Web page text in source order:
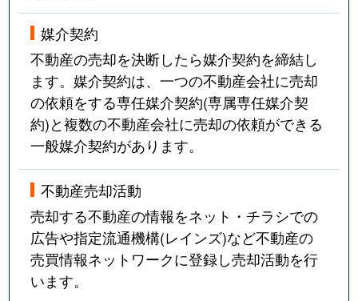
媒介契約
不動産の売却を決断したら媒介契約を締結し
ます。媒介契約は、一つの不動産会社に売却
の依頼をする専任媒介契約(専属専任媒介契
約)と複数の不動産会社に売却の依頼ができる
一般媒介契約があります。
不動産売却活動
売却する不動産の情報をネット・チラシでの
広告や指定流通機構(レインズ)など不動産の
売買情報ネットワークに登録し売却活動を行
います。